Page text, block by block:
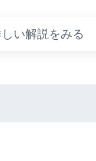
い解説をみる